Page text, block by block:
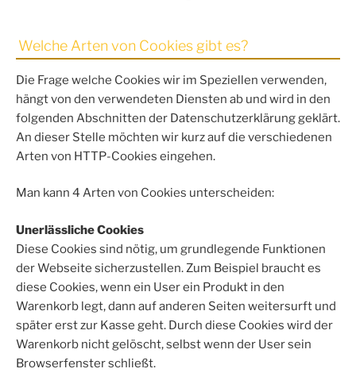
Welche Arten von Cookies gibt es?
Die Frage welche Cookies wir im Speziellen verwenden,
hängt von den verwendeten Diensten ab und wird in den
folgenden Abschnitten der Datenschutzerklärung geklärt.
An dieser Stelle möchten wir kurz auf die verschiedenen
Arten von HTTP-Cookies eingehen.
Man kann 4 Arten von Cookies unterscheiden:
Unerlässliche Cookies
Diese Cookies sind nötig, um grundlegende Funktionen
der Webseite sicherzustellen. Zum Beispiel braucht es
diese Cookies, wenn ein User ein Produkt in den
Warenkorb legt, dann auf anderen Seiten weitersurft und
später erst zur Kasse geht. Durch diese Cookies wird der
Warenkorb nicht gelöscht, selbst wenn der User sein
Browserfenster schließt.